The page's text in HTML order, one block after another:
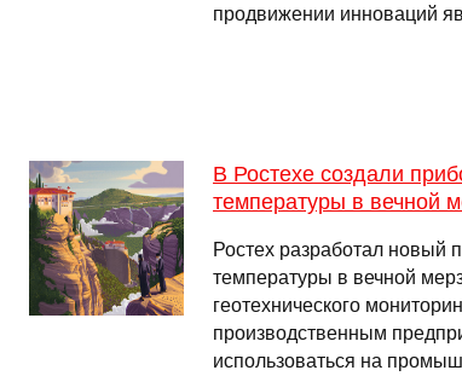
продвижении инноваций
В Ростехе создали
температуры в вечной
Ростех разработал новый
температуры в вечной
геотехнического
производственным
использоваться на